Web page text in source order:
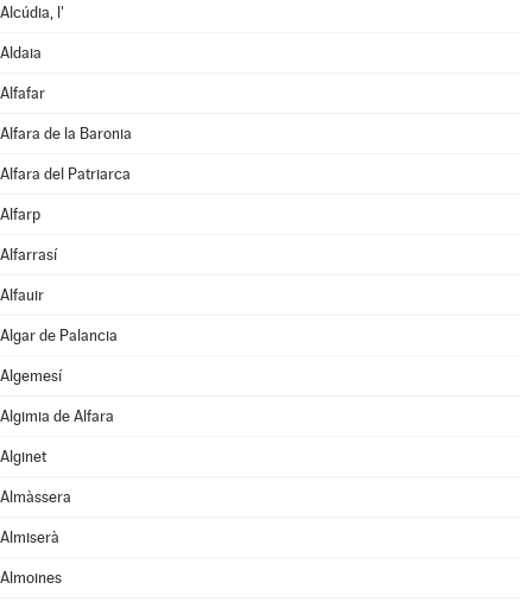
Alcúdia, l'
Aldaia
Alfafar
Alfara de la Baronia
Alfara del Patriarca
Alfarp
Alfarrasí
Alfauir
Algar de Palancia
Algemesí
Algimia de Alfara
Alginet
Almàssera
Almiserà
Almoines